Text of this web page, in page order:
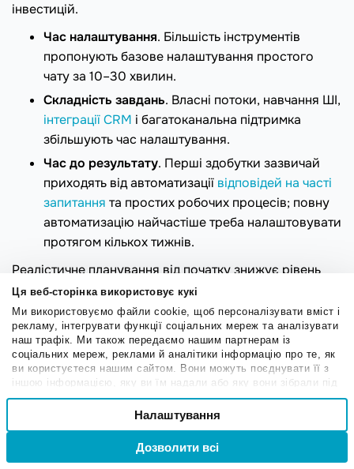
Ця веб-сторінка використовує кукі
Ми використовуємо файли cookie, щоб персоналізувати вміст і
рекламу, інтегрувати функції соціальних мереж та аналізувати
наш трафік. Ми також передаємо нашим партнерам із
соціальних мереж, реклами й аналітики інформацію про те, як
ви користуєтеся нашим сайтом. Вони можуть поєднувати її з
іншою інформацією, яку ви їм надали або яку вони зібрали під
час вашого користування їхніми службами.
Вибір
Привілейовані
Налаштування
Дозволити всі
інвестицій.
Час налаштування. Більшість інструментів
пропонують базове налаштування простого
чату за 10–30 хвилин.
Складність завдань. Власні потоки, навчання ШІ,
інтеграції CRM і багатоканальна підтримка
збільшують час налаштування.
Час до результату. Перші здобутки зазвичай
приходять від автоматизації відповідей на часті
запитання та простих робочих процесів; повну
автоматизацію найчастіше треба налаштовувати
протягом кількох тижнів.
Реалістичне планування від початку знижує рівень
розчарування та допомагає команді отримати
користь від онлайн-чату з першого дня.
Кращі інструменти для онлайн-
чату: огляд сервісів
Дисклеймер: уся інформація в цій статті, включно з
функціями, цінами та позиціонуванням, актуальна
станом на 20 травня 2026 року.